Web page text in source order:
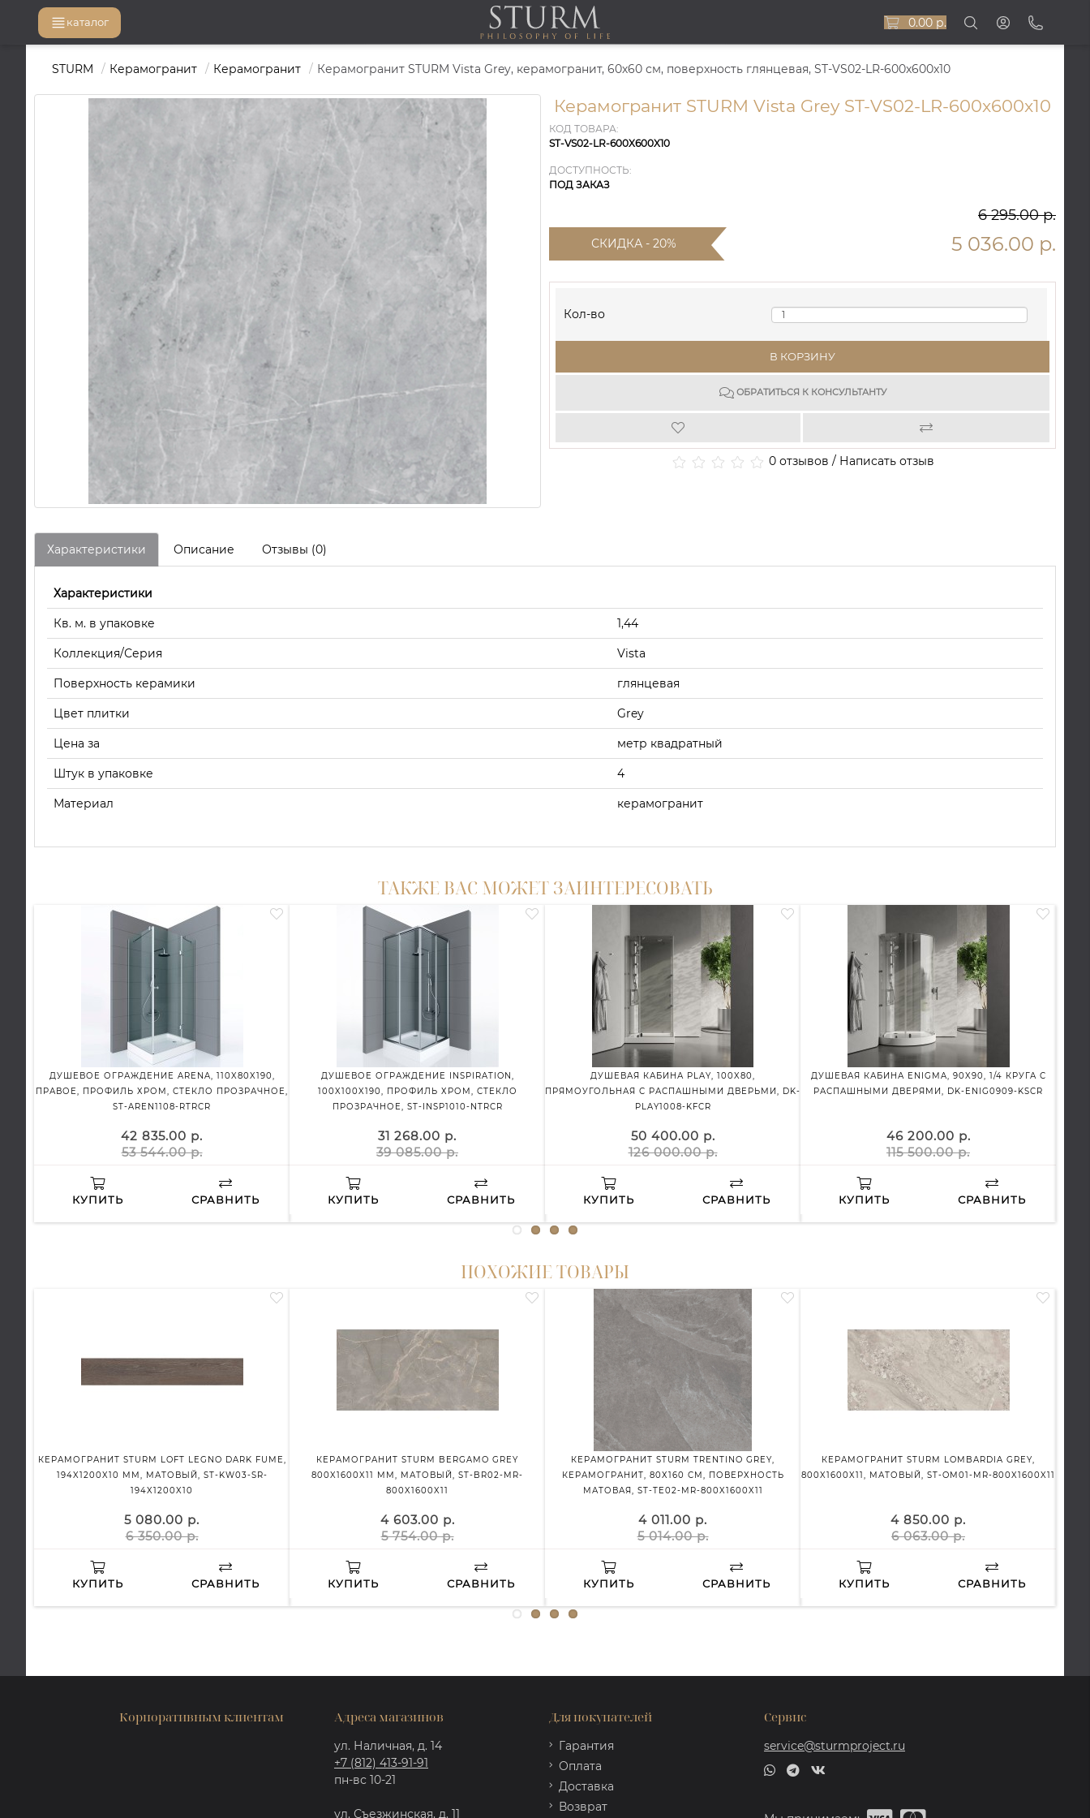
каталог 0.00 р.
STURM Керамогранит Керамогранит Керамогранит STURM Vista Grey, керамогранит, 60х60 см, поверхность глянцевая, ST-VS02-LR-600x600x10
Керамогранит STURM Vista Grey ST-VS02-LR-600x600x10
КОД ТОВАРА:
ST-VS02-LR-600X600X10
ДОСТУПНОСТЬ:
ПОД ЗАКАЗ
6 295.00 р.
СКИДКА - 20% 5 036.00 р.
Кол-во
В КОРЗИНУ
ОБРАТИТЬСЯ К КОНСУЛЬТАНТУ
0 отзывов / Написать отзыв
Характеристики Описание Отзывы (0)
Характеристики
Кв. м. в упаковке 1,44
Коллекция/Серия Vista
Поверхность керамики глянцевая
Цвет плитки Grey
Цена за метр квадратный
Штук в упаковке 4
Материал керамогранит
ТАКЖЕ ВАС МОЖЕТ ЗАИНТЕРЕСОВАТЬ
ДУШЕВОЕ ОГРАЖДЕНИЕ ARENA, 110X80X190,
ПРАВОЕ, ПРОФИЛЬ ХРОМ, СТЕКЛО ПРОЗРАЧНОЕ,
ST-AREN1108-RTRCR
42 835.00 р.
53 544.00 р.
КУПИТЬ СРАВНИТЬ
ДУШЕВОЕ ОГРАЖДЕНИЕ INSPIRATION,
100X100X190, ПРОФИЛЬ ХРОМ, СТЕКЛО
ПРОЗРАЧНОЕ, ST-INSP1010-NTRCR
31 268.00 р.
39 085.00 р.
КУПИТЬ СРАВНИТЬ
ДУШЕВАЯ КАБИНА PLAY, 100X80,
ПРЯМОУГОЛЬНАЯ С РАСПАШНЫМИ ДВЕРЬМИ, DK-
PLAY1008-KFCR
50 400.00 р.
126 000.00 р.
КУПИТЬ СРАВНИТЬ
ДУШЕВАЯ КАБИНА ENIGMA, 90X90, 1/4 КРУГА С
РАСПАШНЫМИ ДВЕРЯМИ, DK-ENIG0909-KSCR
46 200.00 р.
115 500.00 р.
КУПИТЬ СРАВНИТЬ
ПОХОЖИЕ ТОВАРЫ
КЕРАМОГРАНИТ STURM LOFT LEGNO DARK FUME,
194X1200X10 ММ, МАТОВЫЙ, ST-KW03-SR-
194X1200X10
5 080.00 р.
6 350.00 р.
КУПИТЬ СРАВНИТЬ
КЕРАМОГРАНИТ STURM BERGAMO GREY
800X1600X11 ММ, МАТОВЫЙ, ST-BR02-MR-
800X1600X11
4 603.00 р.
5 754.00 р.
КУПИТЬ СРАВНИТЬ
КЕРАМОГРАНИТ STURM TRENTINO GREY,
КЕРАМОГРАНИТ, 80Х160 СМ, ПОВЕРХНОСТЬ
МАТОВАЯ, ST-TE02-MR-800X1600X11
4 011.00 р.
5 014.00 р.
КУПИТЬ СРАВНИТЬ
КЕРАМОГРАНИТ STURM LOMBARDIA GREY,
800X1600X11, МАТОВЫЙ, ST-OM01-MR-800X1600X11
4 850.00 р.
6 063.00 р.
КУПИТЬ СРАВНИТЬ
Корпоративным клиентам Адреса магазинов
ул. Наличная, д. 14
+7 (812) 413-91-91
пн-вс 10-21
ул. Съезжинская, д. 11
Для покупателей
Гарантия
Оплата
Доставка
Возврат
Сервис
service@sturmproject.ru